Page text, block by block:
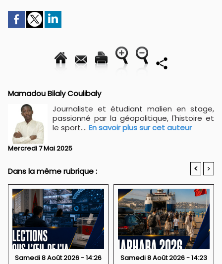
Mamadou Bilaly Coulibaly
Journaliste et étudiant malien en stage,
passionné par la géopolitique, l'histoire et
le sport.... En savoir plus sur cet auteur
Mercredi 7 Mai 2025
Dans la même rubrique : < >
Samedi 8 Août 2026 - 14:26 Samedi 8 Août 2026 - 14:23